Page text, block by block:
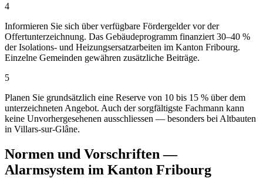
4
Informieren Sie sich über verfügbare Fördergelder vor der
Offertunterzeichnung. Das Gebäudeprogramm finanziert 30–40 %
der Isolations- und Heizungsersatzarbeiten im Kanton Fribourg.
Einzelne Gemeinden gewähren zusätzliche Beiträge.
5
Planen Sie grundsätzlich eine Reserve von 10 bis 15 % über dem
unterzeichneten Angebot. Auch der sorgfältigste Fachmann kann
keine Unvorhergesehenen ausschliessen — besonders bei Altbauten
in Villars-sur-Glâne.
Normen und Vorschriften —
Alarmsystem im Kanton Fribourg